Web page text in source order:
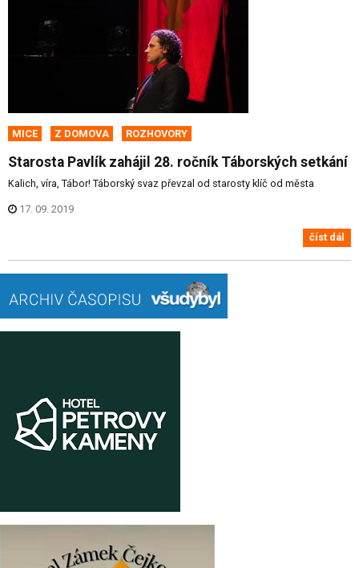
MICE Z DOMOVA ROZHOVORY
Starosta Pavlík zahájil 28. ročník Táborských setkání
Kalich, víra, Tábor! Táborský svaz převzal od starosty klíč od města
17. 09. 2019
číst dál